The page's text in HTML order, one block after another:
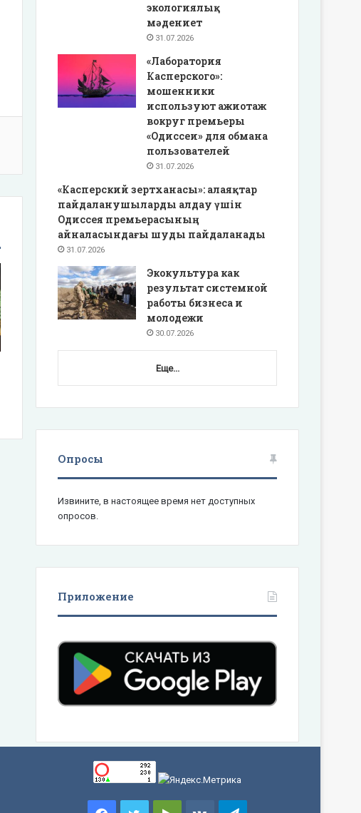
экологиялық
мәдениет
31.07.2026
«Лаборатория
Касперского»:
мошенники
используют ажиотаж
вокруг премьеры
«Одиссеи» для обмана
пользователей
31.07.2026
«Касперский зертханасы»: алаяқтар
пайдаланушыларды алдау үшін
Одиссея премьерасының
айналасындағы шуды пайдаланады
31.07.2026
Экокультура как
результат системной
работы бизнеса и
молодежи
30.07.2026
Еще...
Опросы
Извините, в настоящее время нет доступных
опросов.
Приложение